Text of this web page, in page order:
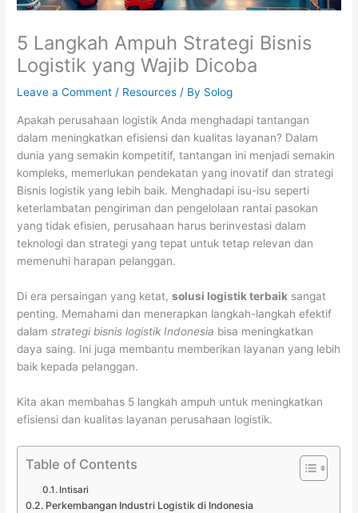
5 Langkah Ampuh Strategi Bisnis
Logistik yang Wajib Dicoba
Leave a Comment / Resources / By Solog
Apakah perusahaan logistik Anda menghadapi tantangan
dalam meningkatkan efisiensi dan kualitas layanan? Dalam
dunia yang semakin kompetitif, tantangan ini menjadi semakin
kompleks, memerlukan pendekatan yang inovatif dan strategi
Bisnis logistik yang lebih baik. Menghadapi isu-isu seperti
keterlambatan pengiriman dan pengelolaan rantai pasokan
yang tidak efisien, perusahaan harus berinvestasi dalam
teknologi dan strategi yang tepat untuk tetap relevan dan
memenuhi harapan pelanggan.
Di era persaingan yang ketat,solusi logistik terbaik sangat
penting. Memahami dan menerapkan langkah-langkah efektif
dalamstrategi bisnis logistik Indonesia bisa meningkatkan
daya saing. Ini juga membantu memberikan layanan yang lebih
baik kepada pelanggan.
Kita akan membahas 5 langkah ampuh untuk meningkatkan
efisiensi dan kualitas layanan perusahaan logistik.
Table of Contents
Intisari
Perkembangan Industri Logistik di Indonesia